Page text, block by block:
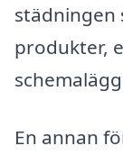
städningen
produkter,
En annan